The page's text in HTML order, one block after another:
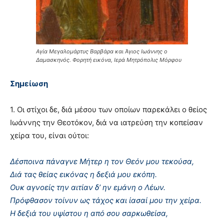
Αγία Μεγαλομάρτυς Βαρβάρα και Άγιος Ιωάννης ο
Δαμασκηνός. Φορητή εικόνα, Ιερά Μητρόπολις Μόρφου
Σημείωση
1. Oι στίχοι δε, διά μέσου των οποίων παρεκάλει ο θείος
Iωάννης την Θεοτόκον, διά να ιατρεύση την κοπείσαν
χείρα του, είναι ούτοι:
Δέσποινα πάναγνε Mήτερ η τον Θεόν μου τεκούσα,
Διά τας θείας εικόνας η δεξιά μου εκόπη.
Oυκ αγνοείς την αιτίαν δ’ ην εμάνη ο Λέων.
Πρόφθασον τοίνυν ως τάχος και ίασαί μου την χείρα.
H δεξιά του υψίστου η από σου σαρκωθείσα,